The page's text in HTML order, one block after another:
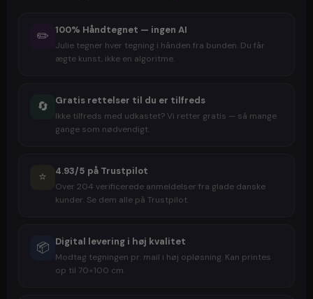
✏️ 100% Håndtegnet — ingen AI
Julie tegner hver tegning i hånden fra bunden. Du får
ægte kunst, ikke en algoritme.
🔄 Gratis rettelser til du er tilfreds
Ikke tilfreds med udkastet? Vi retter gratis — så mange
gange som nødvendigt.
⭐ 4.93/5 på Trustpilot
Over 204 verificerede anmeldelser fra glade danske
kunder. Se dem alle på Trustpilot.
📦 Digital levering i høj kvalitet
Modtag tegningen pr. mail i høj opløsning. Kan printes
op til 70×100 cm.